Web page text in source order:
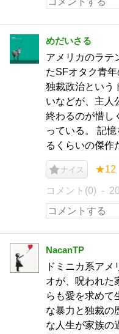
めだいさる
アメリカのラテ
たSFオタク青年
独裁政治という
いなどが、主人
終わるのが惜し
っている。 記
るくらいの傑作
ナイス ★12
コメント(0)
NacanTP
ドミニカ系アメ
オが、呪われた
らも愛を求めて
な暴力と独裁の
な人生が家族の